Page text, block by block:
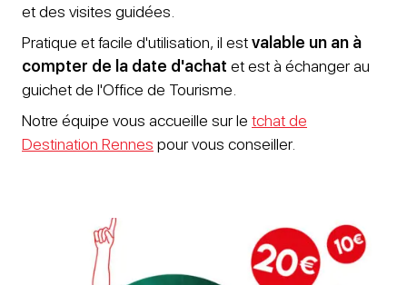
et des visites guidées.
Pratique et facile d'utilisation, il estvalable un an à
compter de la date d'achat et est à échanger au
guichet de l'Office de Tourisme.
Notre équipe vous accueille sur le tchat de
Destination Rennes pour vous conseiller.